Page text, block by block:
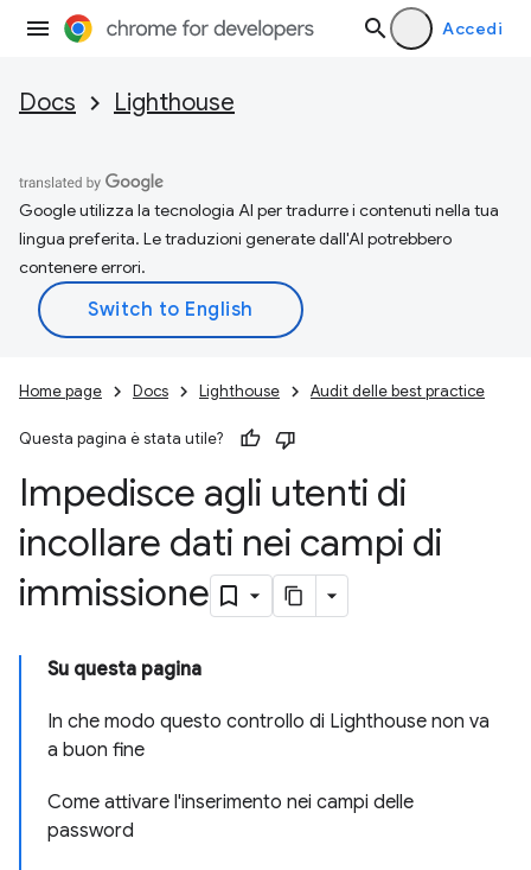
Accedi
Docs Lighthouse
Google utilizza la tecnologia AI per tradurre i contenuti nella tua
lingua preferita. Le traduzioni generate dall'AI potrebbero
contenere errori.
Home page Docs Lighthouse Audit delle best practice
Questa pagina è stata utile?
Impedisce agli utenti di
incollare dati nei campi di
immissione
Su questa pagina
In che modo questo controllo di Lighthouse non va
a buon fine
Come attivare l'inserimento nei campi delle
password